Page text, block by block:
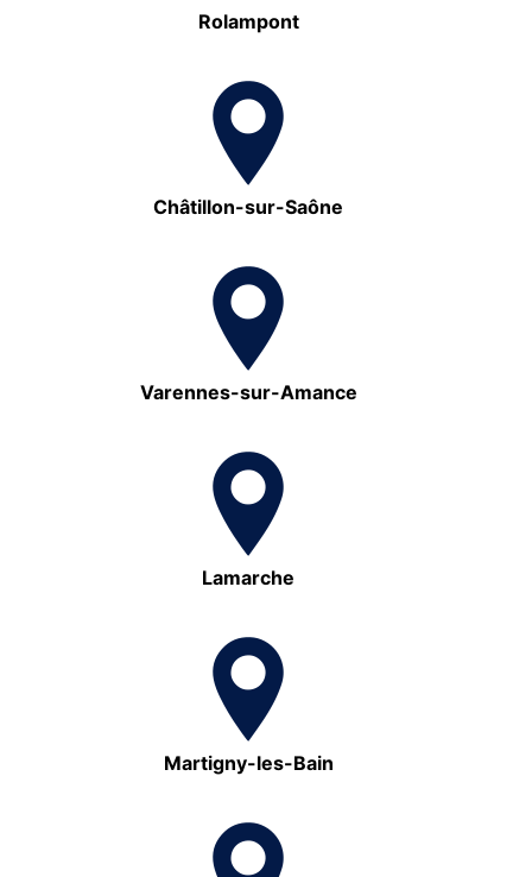
Rolampont
Châtillon-sur-Saône
Varennes-sur-Amance
Lamarche
Martigny-les-Bain